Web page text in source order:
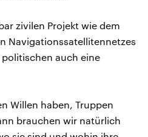
zivilen Projekt wie dem
Navigationssatellitennetzes
auch eine
Willen haben, Truppen
brauchen wir natürlich